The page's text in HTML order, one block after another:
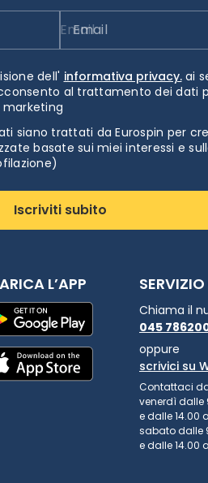
Email
dell' informativa privacy.ai
al trattamento dei dati
siano trattati da Eurospin per
basate sui miei interessi e
Iscriviti subito
L’APP
Chiama il
045
oppure
scrivici su
Contattaci
venerdì dalle
e dalle 14.00
sabato dalle
e dalle 14.00